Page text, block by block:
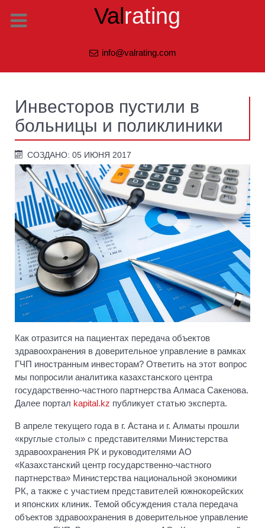
Valrating
info@valrating.com
Инвесторов пустили в
больницы и поликлиники
СОЗДАНО: 05 ИЮНЯ 2017
Как отразится на пациентах передача объектов
здравоохранения в доверительное управление в рамках
ГЧП иностранным инвесторам? Ответить на этот вопрос
мы попросили аналитика казахстанского центра
государственно-частного партнерства Алмаса Сакенова.
Далее портал kapital.kz публикует статью эксперта.
В апреле текущего года в г. Астана и г. Алматы прошли
«круглые столы» с представителями Министерства
здравоохранения РК и руководителями АО
«Казахстанский центр государственно-частного
партнерства» Министерства национальной экономики
РК, а также с участием представителей южнокорейских
и японских клиник. Темой обсуждения стала передача
объектов здравоохранения в доверительное управление